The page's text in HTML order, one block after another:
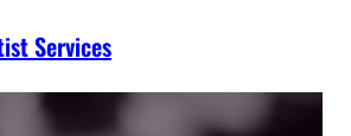
Services